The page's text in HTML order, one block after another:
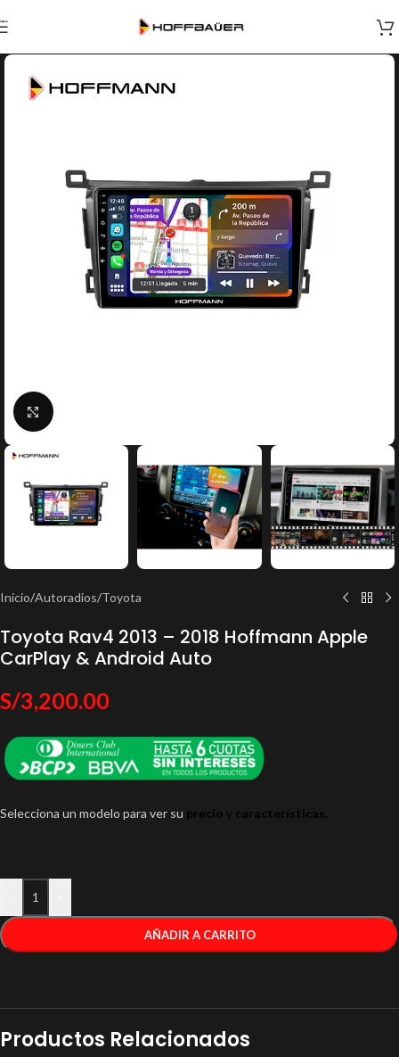
Skip to navigation
Skip to main content
Click to enlarge
Inicio/Autoradios/Toyota
Toyota Rav4 2013 – 2018 Hoffmann Apple
CarPlay & Android Auto
S/3,200.00
Selecciona un modelo para ver su precio y características.
AÑADIR A CARRITO
Productos Relacionados